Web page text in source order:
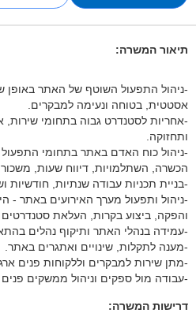
תיאור המשרה:
-ניהול התפעול השוטף של האתר באופן
אסטטית, בטוחה ונעימה למבקרים.
-אחריות לסטנדרט גבוה בתחומי שירות,
ותחזוקה.
-ניהול כוח האדם באתר בתחומי התפעול
הכשרה, השתלמויות, דיווח שעות,
-בניית תכניות עבודה שנתיות, חודשיות
-ניהול ותפעול מערך האירועים באתר -
והפקה, ביצוע בקרות, העלאת סטנדרטים
-עמידה בנהלי האתר ותיקוף נהלים
-מענה לתקלות, שינויים ואתגרים באתר.
-מתן שירות למבקרים וללקוחות פנים
-עבודה מול ספקים וניהול ממשקים פנים
דרישות המשרה: